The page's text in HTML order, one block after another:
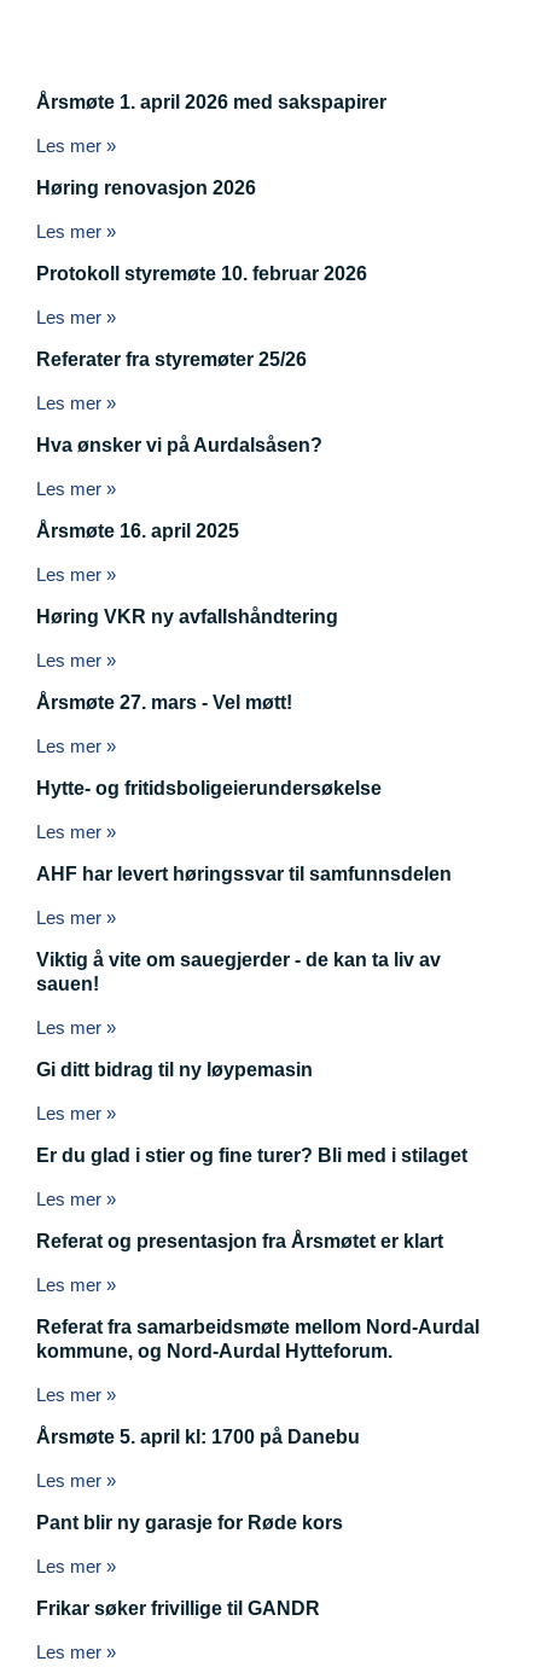
Årsmøte 1. april 2026 med sakspapirer
Les mer »
Høring renovasjon 2026
Les mer »
Protokoll styremøte 10. februar 2026
Les mer »
Referater fra styremøter 25/26
Les mer »
Hva ønsker vi på Aurdalsåsen?
Les mer »
Årsmøte 16. april 2025
Les mer »
Høring VKR ny avfallshåndtering
Les mer »
Årsmøte 27. mars - Vel møtt!
Les mer »
Hytte- og fritidsboligeierundersøkelse
Les mer »
AHF har levert høringssvar til samfunnsdelen
Les mer »
Viktig å vite om sauegjerder - de kan ta liv av
sauen!
Les mer »
Gi ditt bidrag til ny løypemasin
Les mer »
Er du glad i stier og fine turer? Bli med i stilaget
Les mer »
Referat og presentasjon fra Årsmøtet er klart
Les mer »
Referat fra samarbeidsmøte mellom Nord-Aurdal
kommune, og Nord-Aurdal Hytteforum.
Les mer »
Årsmøte 5. april kl: 1700 på Danebu
Les mer »
Pant blir ny garasje for Røde kors
Les mer »
Frikar søker frivillige til GANDR
Les mer »